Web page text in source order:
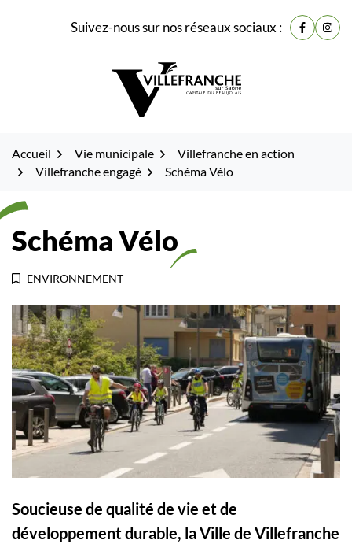
Suivez-nous sur nos réseaux sociaux : Lien vers
Lien
Accueil Vie municipale
Villefranche en action
Villefranche engagé
Schéma Vélo
Schéma Vélo
ENVIRONNEMENT
Soucieuse de qualité de vie et de
développement durable, la Ville de Villefranche